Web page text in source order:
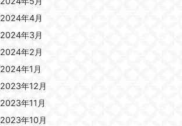
2024年4月
2024年3月
2024年2月
2024年1月
2023年12月
2023年11月
2023年10月